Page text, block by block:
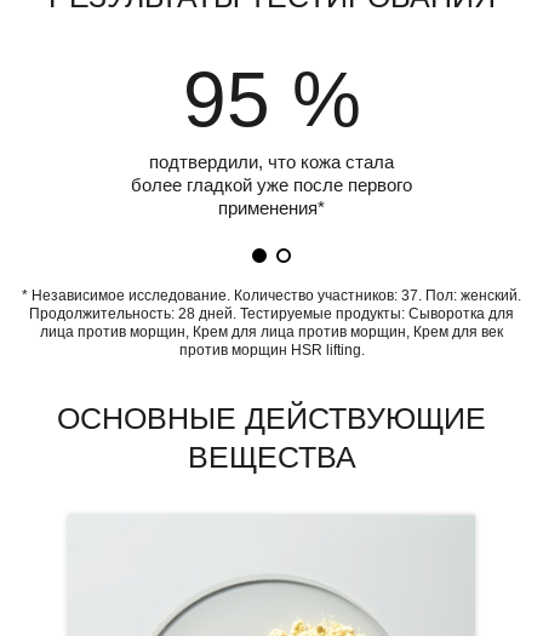
95 %
подтвердили, что кожа стала
более гладкой уже после первого
применения*
* Независимое исследование. Количество участников: 37. Пол: женский.
Продолжительность: 28 дней. Тестируемые продукты: Сыворотка для
лица против морщин, Крем для лица против морщин, Крем для век
против морщин HSR lifting.
ОСНОВНЫЕ ДЕЙСТВУЮЩИЕ
ВЕЩЕСТВА